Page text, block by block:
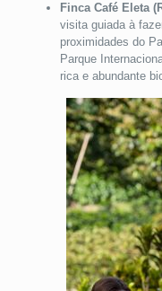
Finca Café Eleta
visita guiada à
proximidades do
Parque
rica e abundante